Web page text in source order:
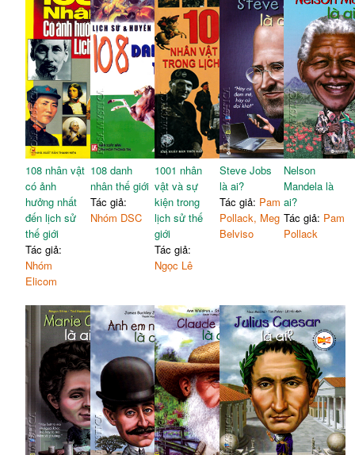
108 nhân vật
có ảnh
hưởng nhất
đến lịch sử
thế giới
Tác giả:
Nhóm
Elicom
108 danh
nhân thế giới
Tác giả:
Nhóm DSC
1001 nhân
vật và sự
kiện trong
lịch sử thế
giới
Tác giả:
Ngọc Lê
Steve Jobs
là ai?
Tác giả: Pam
Pollack, Meg
Belviso
Nelson
Mandela là
ai?
Tác giả: Pam
Pollack